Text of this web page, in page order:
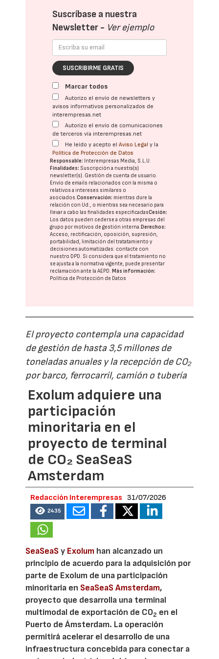
Suscríbase a nuestra
Newsletter - Ver ejemplo
SUSCRIBIRME GRATIS
Marcar todos
Autorizo el envío de newsletters y
avisos informativos personalizados de
interempresas.net
Autorizo el envío de comunicaciones
de terceros vía interempresas.net
He leído y acepto elAviso Legal y la
Política de Protección de Datos
Responsable: Interempresas Media, S.L.U.
Finalidades: Suscripción a nuestra(s)
newsletter(s). Gestión de cuenta de usuario.
Envío de emails relacionados con la misma o
relativos a intereses similares o
asociados.Conservación: mientras dure la
relación con Ud., o mientras sea necesario para
llevar a cabo las finalidades especificadasCesión:
Los datos pueden cederse a otras empresas del
grupo por motivos de gestión interna.Derechos:
Acceso, rectificación, oposición, supresión,
portabilidad, limitación del tratatamiento y
decisiones automatizadas: contacte con
nuestro DPD. Si considera que el tratamiento no
se ajusta a la normativa vigente, puede presentar
reclamación ante laAEPD.Más información:
Política de Protección de Datos
El proyecto contempla una capacidad
de gestión de hasta 3,5 millones de
toneladas anuales y la recepción de CO₂
por barco, ferrocarril, camión o tubería
Exolum adquiere una
participación
minoritaria en el
proyecto de terminal
de CO₂ SeaSeaS
Amsterdam
Redacción Interempresas 31/07/2026
2435
SeaSeaSy Exolum han alcanzado un
principio de acuerdo para la adquisición por
parte de Exolum de una participación
minoritaria en SeaSeaS Amsterdam,
proyecto que desarrolla una terminal
multimodal de exportación de CO2 en el
Puerto de Ámsterdam. La operación
permitirá acelerar el desarrollo de una
infraestructura concebida para conectar a